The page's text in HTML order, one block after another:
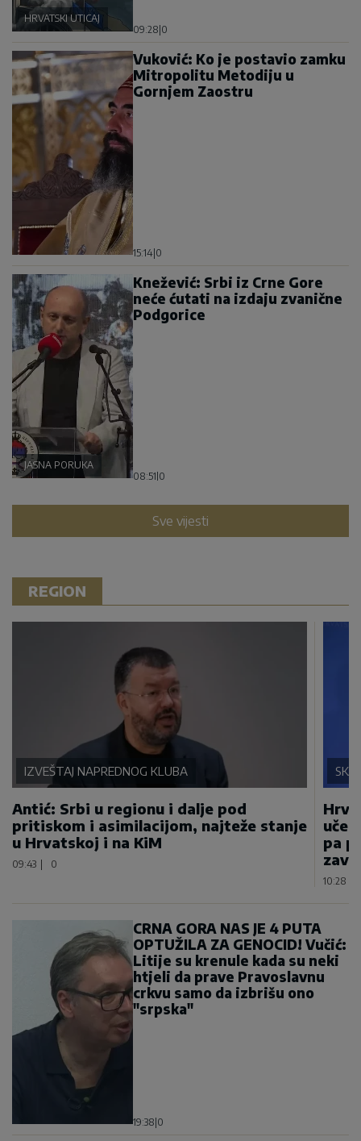
HRVATSKI UTICAJ
09:28|0
Vuković: Ko je postavio zamku
Mitropolitu Metodiju u
Gornjem Zaostru
15:14|0
JASNA PORUKA
Knežević: Srbi iz Crne Gore
neće ćutati na izdaju zvanične
Podgorice
08:51|0
Sve vijesti
REGION
IZVEŠTAJ NAPREDNOG KLUBA
Antić: Srbi u regionu i dalje pod
pritiskom i asimilacijom, najteže stanje
u Hrvatskoj i na KiM
09:43 | 0
pa
10:28
CRNA GORA NAS JE 4 PUTA
OPTUŽILA ZA GENOCID! Vučić:
Litije su krenule kada su neki
htjeli da prave Pravoslavnu
crkvu samo da izbrišu ono
"srpska"
19:38|0